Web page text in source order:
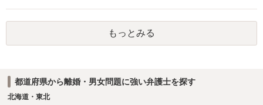
は調停が成立するということはないため，相手が合意するメリットを
だしてでも調停で終わらせるよう努めるのか，裁判離婚を見据えて調
停での離婚に固執しないかいずれかの対応は必要となるかと思われま
す。 お一人で対応するのは難しい側面もありますので弁護士を立てる
もっとみる
都道府県から離婚・男女問題に強い弁護士を探す
北海道・東北